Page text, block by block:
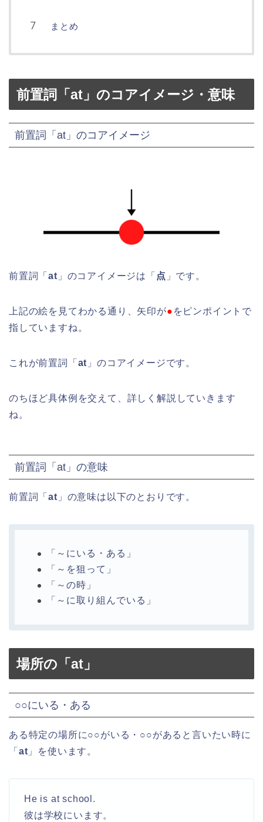
まとめ
前置詞「at」のコアイメージ・意味
前置詞「at」のコアイメージ
前置詞「at 」のコアイメージは「 点 」です。
上記の絵を見てわかる通り、矢印が● をピンポイントで
指していますね。
これが前置詞「 at 」のコアイメージです。
のちほど具体例を交えて、詳しく解説していきます
ね。
前置詞「at」の意味
前置詞「at 」の意味は以下のとおりです。
「～にいる・ある」
「～を狙って」
「～の時」
「～に取り組んでいる」
場所の「at」
○○にいる・ある
ある特定の場所に○○がいる・○○があると言いたい時に
「 at 」を使います。
He is at school.
彼は学校にいます。